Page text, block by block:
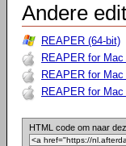
Andere
REAPER (64-bit)
REAPER for
REAPER for
REAPER for
HTML code om naar